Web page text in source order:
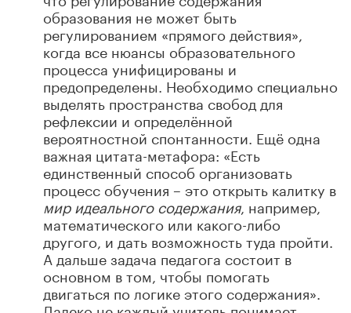
образования не может быть
регулированием «прямого действия»,
когда все нюансы образовательного
процесса унифицированы и
предопределены. Необходимо специально
выделять пространства свобод для
рефлексии и определённой
вероятностной спонтанности. Ещё одна
важная цитата-метафора: «Есть
единственный способ организовать
процесс обучения – это открыть калитку в
мир идеального содержания, например,
математического или какого-либо
другого, и дать возможность туда пройти.
А дальше задача педагога состоит в
основном в том, чтобы помогать
двигаться по логике этого содержания».